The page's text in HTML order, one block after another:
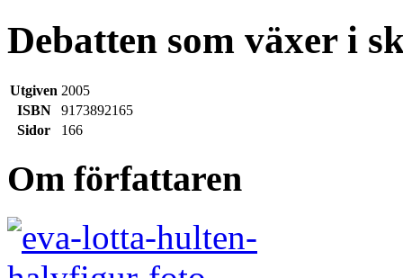
Debatten som växer i
Utgiven 2005
ISBN
9173892165
Sidor
166
Om författaren